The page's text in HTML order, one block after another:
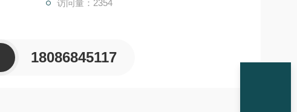
访问量：2354
18086845117